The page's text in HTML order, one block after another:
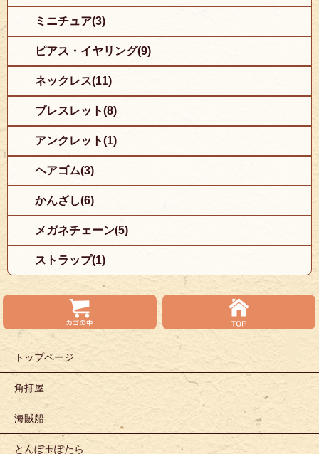
ミニチュア(3)
ピアス・イヤリング(9)
ネックレス(11)
ブレスレット(8)
アンクレット(1)
ヘアゴム(3)
かんざし(6)
メガネチェーン(5)
ストラップ(1)
トップページ
角打屋
海賊船
とんぼ玉ぽたら